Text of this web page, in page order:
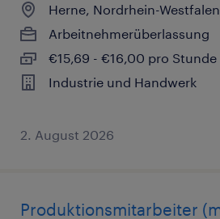
Herne, Nordrhein-Westfalen
Arbeitnehmerüberlassung
€15,69 - €16,00 pro Stunde
Industrie und Handwerk
2. August 2026
Produktionsmitarbeiter